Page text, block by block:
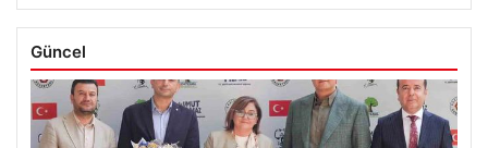
Güncel